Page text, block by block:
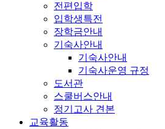
전편입학
입학생특전
장학금안내
기숙사안내
기숙사안내
기숙사운영 규정
도서관
스쿨버스안내
정기고사 견본
교육활동